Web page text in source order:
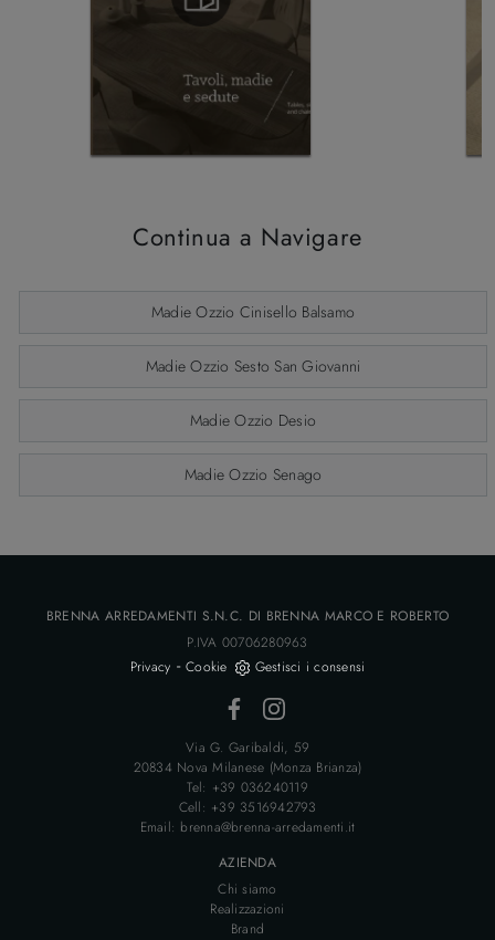
Continua a Navigare
Madie Ozzio Cinisello Balsamo
Madie Ozzio Sesto San Giovanni
Madie Ozzio Desio
Madie Ozzio Senago
BRENNA ARREDAMENTI S.N.C. DI BRENNA MARCO E ROBERTO
P.IVA 00706280963
Privacy -Cookie Gestisci i consensi
Via G. Garibaldi, 59
20834 Nova Milanese (Monza Brianza)
Tel: +39 036240119
Cell: +39 3516942793
Email: brenna@brenna-arredamenti.it
AZIENDA
Chi siamo
Realizzazioni
Brand